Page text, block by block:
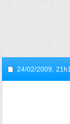
24/02/2009,